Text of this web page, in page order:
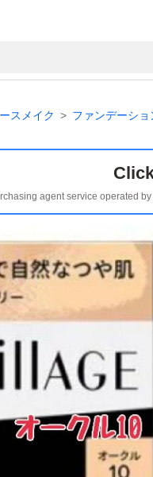
スメイク ファンデーショ
agent service operated